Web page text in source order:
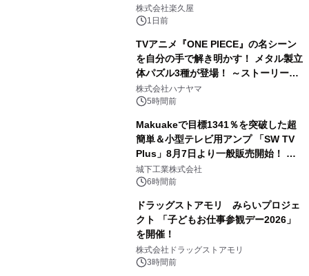
メニューを提供
株式会社楽久屋
1日前
TVアニメ『ONE PIECE』の名シーン
を自分の手で解き明かす！ メタル製立
体パズル3種が登場！ ～ストーリーと
ギミックが融合した 大人の体験型パズ
ルが8月7日(金)12時より先行予約受付
株式会社ハナヤマ
5時間前
Makuakeで目標1341％を突破した超
簡単＆小型テレビ用アンプ 「SW TV
Plus」8月7日より一般販売開始！ ケ
ーブル1本つなぐだけ、テレビの音が
ぐっと豊かに
城下工業株式会社
6時間前
ドラッグストアモリ みらいプロジェ
クト 「子どもお仕事参観デー2026」
を開催！
株式会社ドラッグストアモリ
3時間前